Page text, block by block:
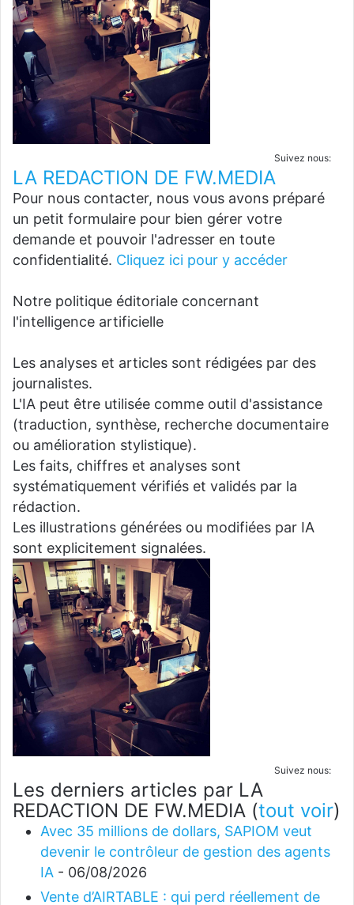
Suivez nous:
LA REDACTION DE FW.MEDIA
Pour nous contacter, nous vous avons préparé
un petit formulaire pour bien gérer votre
demande et pouvoir l'adresser en toute
confidentialité. Cliquez ici pour y accéder
Notre politique éditoriale concernant
l'intelligence artificielle
Les analyses et articles sont rédigées par des
journalistes.
L'IA peut être utilisée comme outil d'assistance
(traduction, synthèse, recherche documentaire
ou amélioration stylistique).
Les faits, chiffres et analyses sont
systématiquement vérifiés et validés par la
rédaction.
Les illustrations générées ou modifiées par IA
sont explicitement signalées.
Suivez nous:
Les derniers articles par LA
REDACTION DE FW.MEDIA (tout voir)
Avec 35 millions de dollars, SAPIOM veut
devenir le contrôleur de gestion des agents
IA - 06/08/2026
Vente d’AIRTABLE : qui perd réellement de